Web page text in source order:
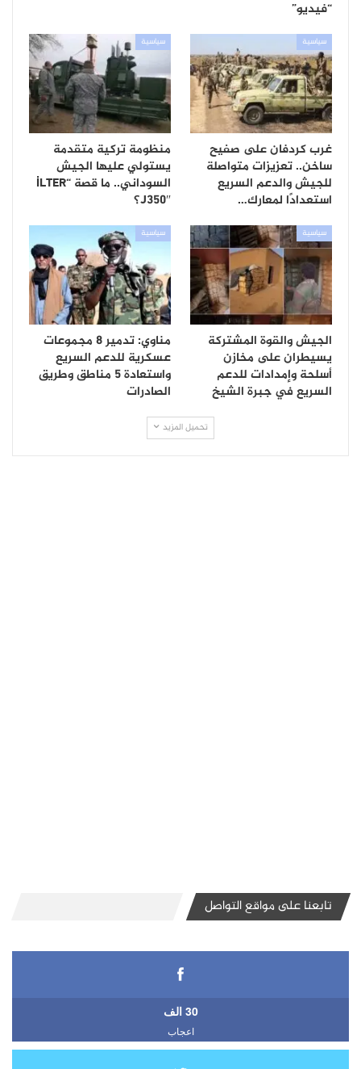
“فيديو”
سياسية
غرب كردفان على صفيح
ساخن.. تعزيزات متواصلة
للجيش والدعم السريع
استعدادًا لمعارك…
سياسية
منظومة تركية متقدمة
يستولي عليها الجيش
السوداني.. ما قصة “İLTER
J350″؟
سياسية
الجيش والقوة المشتركة
يسيطران على مخازن
أسلحة وإمدادات للدعم
السريع في جبرة الشيخ
سياسية
مناوي: تدمير 8 مجموعات
عسكرية للدعم السريع
واستعادة 5 مناطق وطريق
الصادرات
تحميل المزيد
تابعنا على مواقع التواصل
30 الف
اعجاب